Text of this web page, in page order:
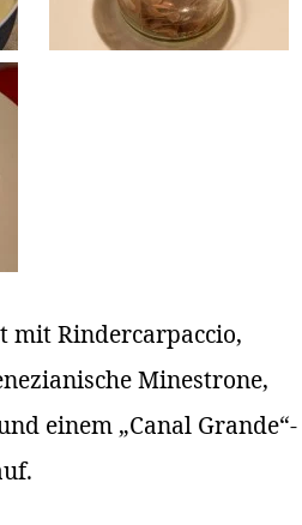
mit Rindercarpaccio,
Minestrone,
einem „Canal Grande“-